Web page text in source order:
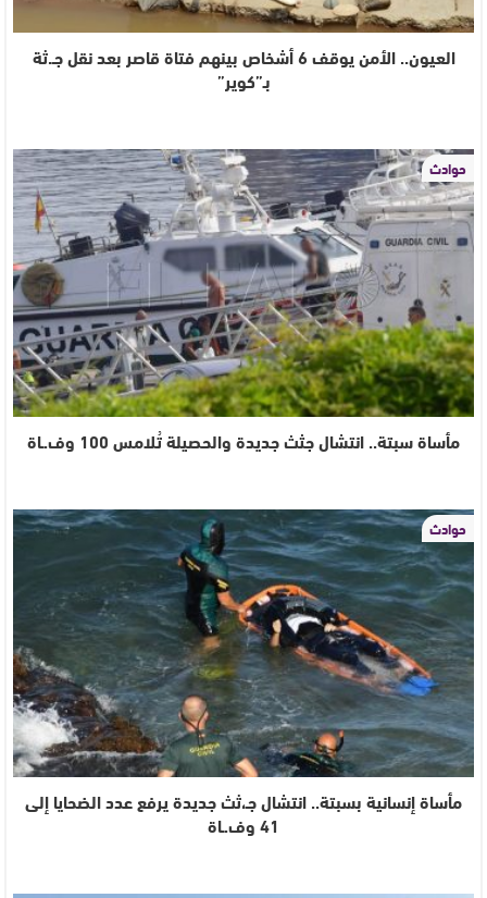
العيون.. الأمن يوقف 6 أشخاص بينهم فتاة قاصر بعد نقل جـ.ثة
بـ”كوير”
حوادث
مأساة سبتة.. انتشال جثث جديدة والحصيلة تُلامس 100 وف.ـاة
حوادث
مأساة إنسانية بسبتة.. انتشال جـ،ثث جديدة يرفع عدد الضحايا إلى
41 وف.ـاة